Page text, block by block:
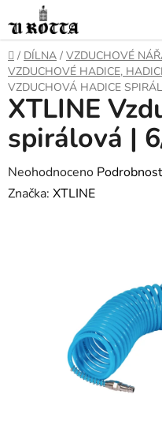
na
obsah
DOMŮ
/ DÍLNA / VZDUCHOVÉ
VZDUCHOVÉ HADICE,
VZDUCHOVÁ HADICE
XTLINE
spirálová |
Průměrné
hodnocení
Neohodnoceno
Značka: XTLINE